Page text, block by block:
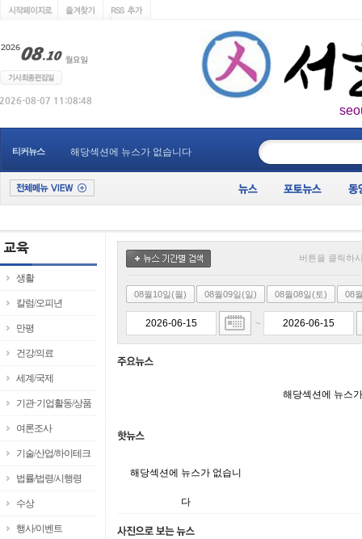
티커뉴스 해당섹션에 뉴스가 없습니다
생활
칼럼/오피년
만평
건강/의료
세계/국제
기관·기업활동/상품
여론조사
기술/산업/하이테크
법률/법령/시행령
수상
행사/이벤트
버튼을 클릭하
08월10일(월) 08월09일(일) 08월08일(토) 08
~
해당섹션에 뉴스
해당섹션에 뉴스가 없습니
다